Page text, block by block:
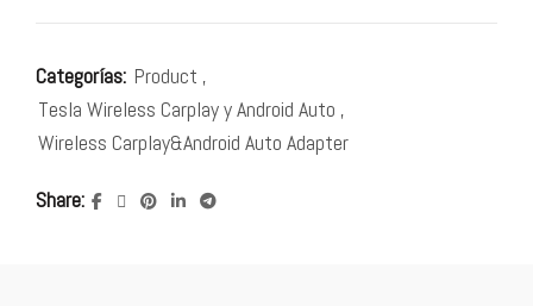
Categorías: Product ,
Tesla Wireless Carplay y Android Auto ,
Wireless Carplay&Android Auto Adapter
Share